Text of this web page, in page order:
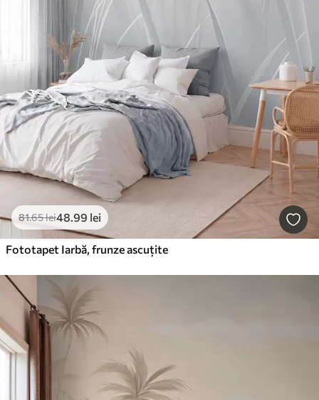
81.65lei48.99 lei
Fototapet Iarbă, frunze ascuțite